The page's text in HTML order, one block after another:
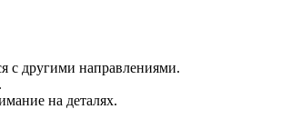
с другими направлениями.
на деталях.